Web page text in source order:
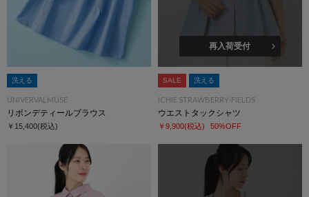
洗える
UNIVERVALMUSE
リボンデティールブラウス
￥15,400(税込)
再入荷受付
SALE 洗える
ICHIE STRAWBERRY-FIELDS
ウエストタックシャツ
￥9,900(税込) 50%OFF